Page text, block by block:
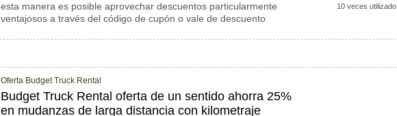
esta manera es posible aprovechar descuentos particularmente
ventajosos a través del código de cupón o vale de descuento
10 veces utilizado
Oferta Budget Truck Rental
Budget Truck Rental oferta de un sentido ahorra 25%
en mudanzas de larga distancia con kilometraje